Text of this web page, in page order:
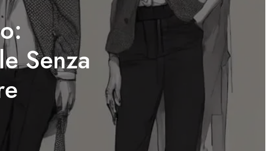
Senza